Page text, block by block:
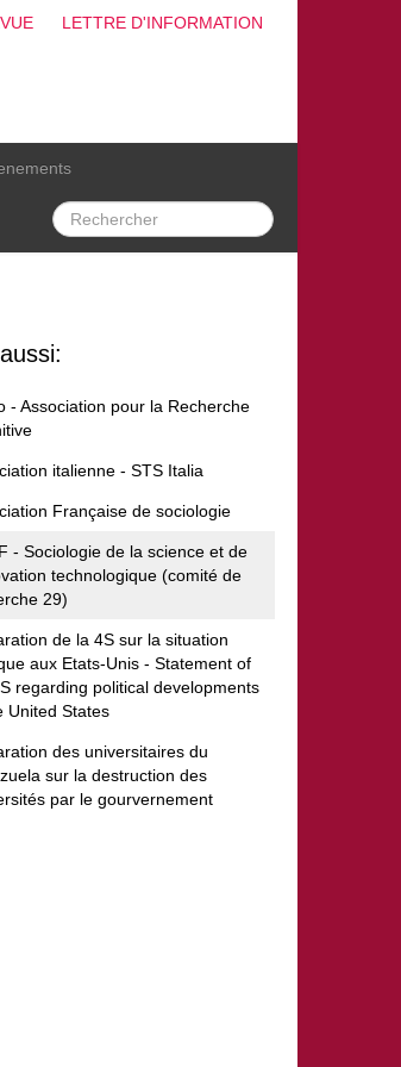
LETTRE D'INFORMATION
- Association pour la Recherche
italienne - STS Italia
Française de sociologie
- Sociologie de la science et de
technologique (comité de
29)
de la 4S sur la situation
aux Etats-Unis - Statement of
regarding political developments
United States
des universitaires du
sur la destruction des
par le gourvernement